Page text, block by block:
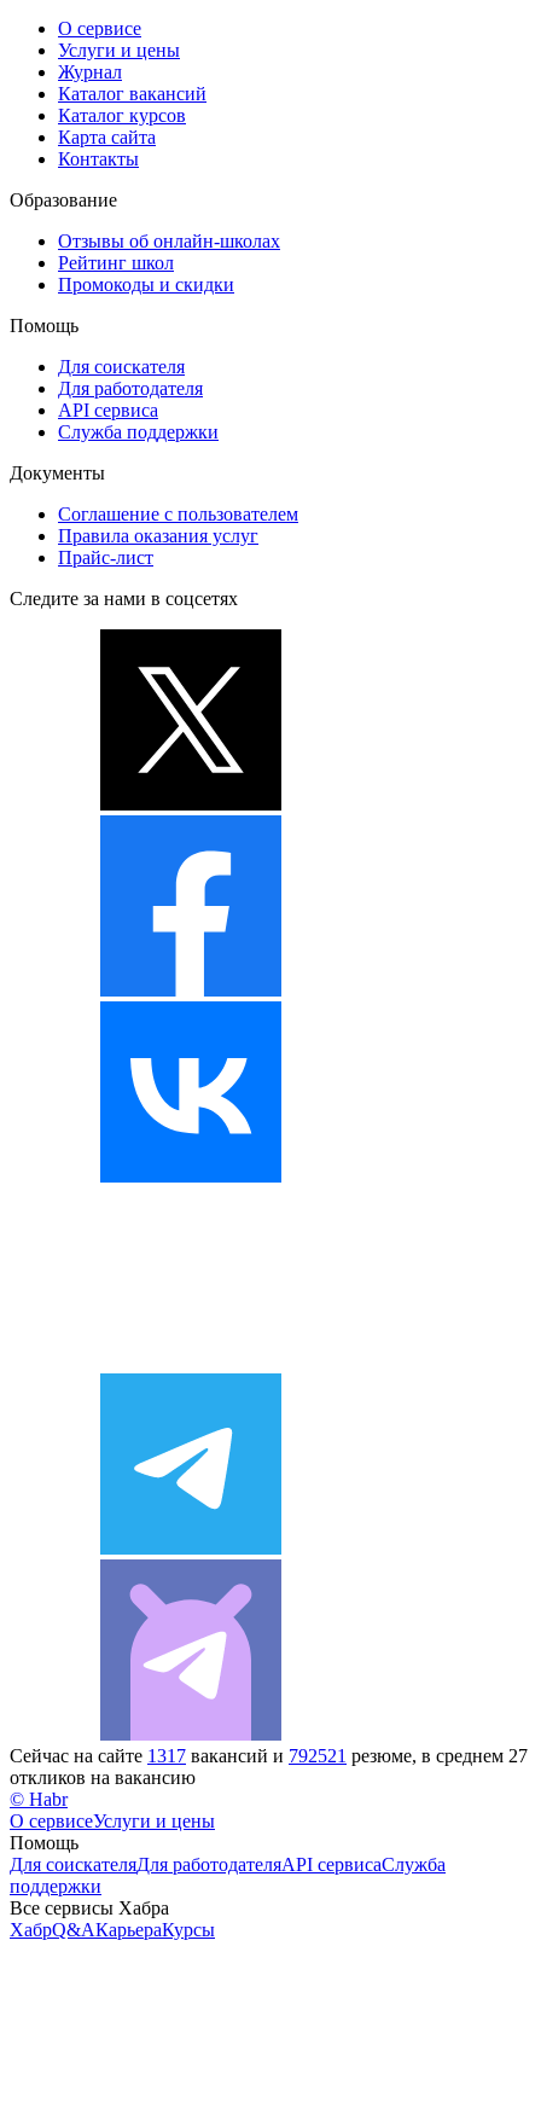
О сервисе
Услуги и цены
Журнал
Каталог вакансий
Каталог курсов
Карта сайта
Контакты
Образование
Отзывы об онлайн-школах
Рейтинг школ
Промокоды и скидки
Помощь
Для соискателя
Для работодателя
API сервиса
Служба поддержки
Документы
Соглашение с пользователем
Правила оказания услуг
Прайс-лист
Следите за нами в соцсетях
Сейчас на сайте 1317 вакансий и 792521 резюме, в среднем 27
откликов на вакансию
© Habr
О сервисеУслуги и цены
Помощь
Для соискателяДля работодателяAPI сервисаСлужба
поддержки
Все сервисы Хабра
ХабрQ&AКарьераКурсы